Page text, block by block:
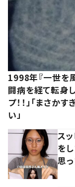
1998年『一世を
闘病を経て転身
プ！！」「まさか
い」
ス
を
思っ